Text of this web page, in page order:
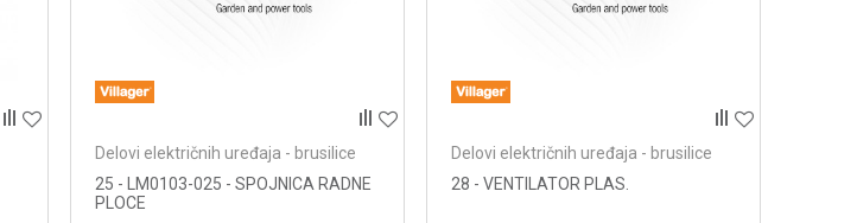
Delovi električnih uređaja - brusilice
25 - LM0103-025 - SPOJNICA RADNE
PLOCE
Delovi električnih uređaja - brusilice
28 - VENTILATOR PLAS.